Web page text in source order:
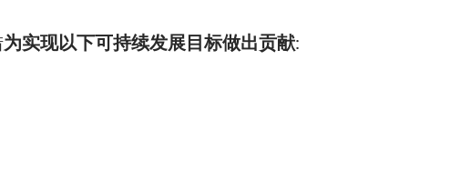
为实现以下可持续发展目标做出贡献: